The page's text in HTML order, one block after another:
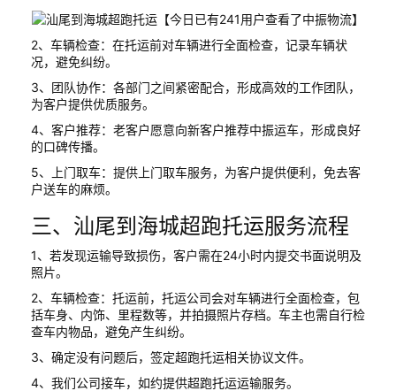
2、车辆检查：在托运前对车辆进行全面检查，记录车辆状
况，避免纠纷。
3、团队协作：各部门之间紧密配合，形成高效的工作团队，
为客户提供优质服务。
4、客户推荐：老客户愿意向新客户推荐中振运车，形成良好
的口碑传播。
5、上门取车：提供上门取车服务，为客户提供便利，免去客
户送车的麻烦。
三、汕尾到海城超跑托运服务流程
1、若发现运输导致损伤，客户需在24小时内提交书面说明及
照片。
2、车辆检查：托运前，托运公司会对车辆进行全面检查，包
括车身、内饰、里程数等，并拍摄照片存档。车主也需自行检
查车内物品，避免产生纠纷。
3、确定没有问题后，签定超跑托运相关协议文件。
4、我们公司接车，如约提供超跑托运运输服务。